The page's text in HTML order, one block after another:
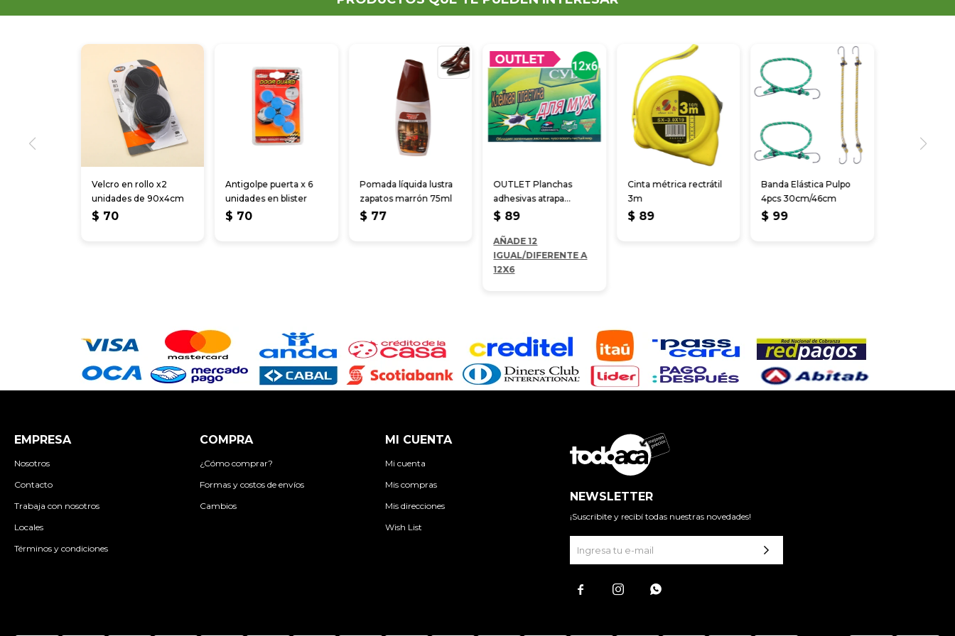
Velcro en rollo x2
unidades de 90x4cm
$ 70
Antigolpe puerta x 6
unidades en blister
$ 70
Pomada líquida lustra
zapatos marrón 75ml
$ 77
OUTLET Planchas
adhesivas atrapa
insectos 10 pcs
$ 89
AÑADE 12
IGUAL/DIFERENTE A
12X6
Cinta métrica rectrátil
3m
$ 89
Banda Elástica Pulpo
4pcs 30cm/46cm
$ 99
EMPRESA
Nosotros
Contacto
Trabaja con nosotros
Locales
Términos y condiciones
COMPRA
¿Cómo comprar?
Formas y costos de envíos
Cambios
MI CUENTA
Mi cuenta
Mis compras
Mis direcciones
Wish List
NEWSLETTER
¡Suscribite y recibí todas nuestras novedades!
  